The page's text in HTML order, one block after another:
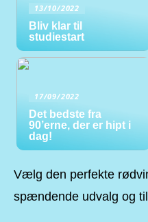
13/10/2022
Bliv klar til
studiestart
17/09/2022
Det bedste fra
90’erne, der er hipt i
dag!
Vælg den perfekte
spændende udvalg og